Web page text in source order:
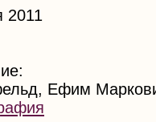
2011
Ефим